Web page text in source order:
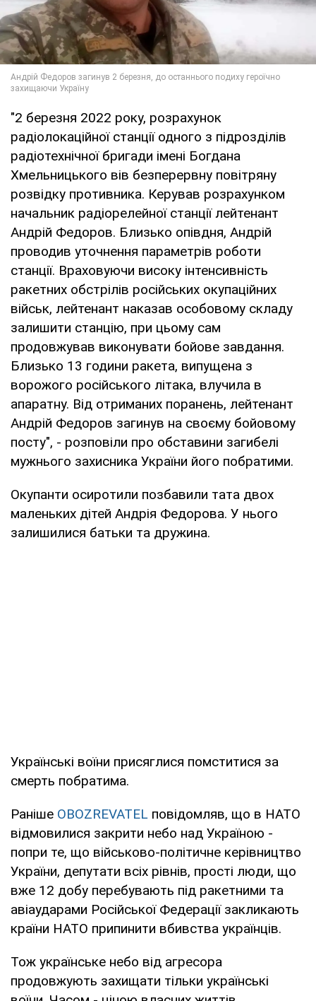
"2 березня 2022 року, розрахунок
радіолокаційної станції одного з підрозділів
радіотехнічної бригади імені Богдана
Хмельницького вів безперервну повітряну
розвідку противника. Керував розрахунком
начальник радіорелейної станції лейтенант
Андрій Федоров. Близько опівдня, Андрій
проводив уточнення параметрів роботи
станції. Враховуючи високу інтенсивність
ракетних обстрілів російських окупаційних
військ, лейтенант наказав особовому складу
залишити станцію, при цьому сам
продовжував виконувати бойове завдання.
Близько 13 години ракета, випущена з
ворожого російського літака, влучила в
апаратну. Від отриманих поранень, лейтенант
Андрій Федоров загинув на своєму бойовому
посту", - розповіли про обставини загибелі
мужнього захисника України його побратими.
Окупанти осиротили позбавили тата двох
маленьких дітей Андрія Федорова. У нього
залишилися батьки та дружина.
Українські воїни присяглися помститися за
смерть побратима.
Раніше OBOZREVATEL повідомляв, що в НАТО
відмовилися закрити небо над Україною -
попри те, що військово-політичне керівництво
України, депутати всіх рівнів, прості люди, що
вже 12 добу перебувають під ракетними та
авіаударами Російської Федерації закликають
країни НАТО припинити вбивства українців.
Тож українське небо від агресора
продовжують захищати тільки українські